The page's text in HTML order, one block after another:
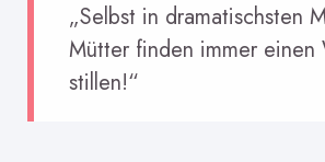
„Selbst in dramatischsten
Mütter finden immer einen
stillen!“